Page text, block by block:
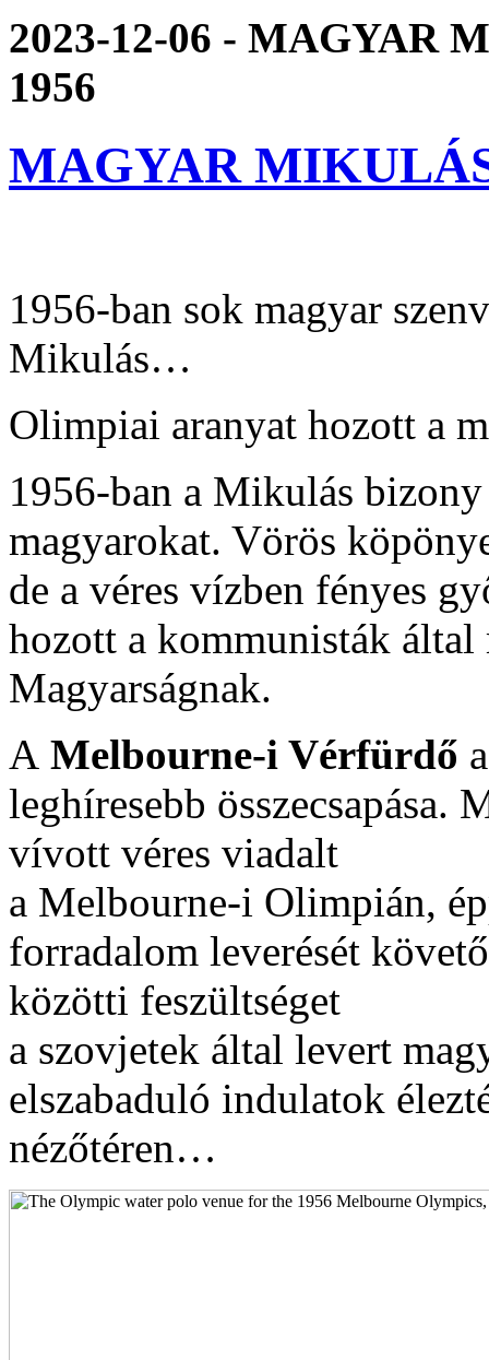
2023-12-06 - MAGYAR
1956
MAGYAR
1956-ban sok magyar
Mikulás…
Olimpiai aranyat hozott a
1956-ban a Mikulás
magyarokat. Vörös
de a véres vízben fényes
hozott a kommunisták
Magyarságnak.
A Melbourne-i Vérfürdő
leghíresebb összecsapása.
vívott véres viadalt
a Melbourne-i Olimpián,
forradalom leverését
közötti feszültséget
a szovjetek által levert
elszabaduló indulatok
nézőtéren…